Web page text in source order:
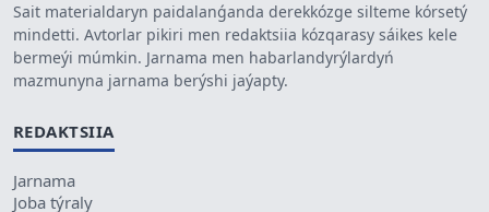
Sait materialdaryn paidalanǵanda derekkózge silteme kórsetý
mindetti. Avtorlar pikiri men redaktsiia kózqarasy sáikes kele
bermeýi múmkin. Jarnama men habarlandyrýlardyń
mazmunyna jarnama berýshi jaýapty.
REDAKTSIIA
Jarnama
Joba týraly